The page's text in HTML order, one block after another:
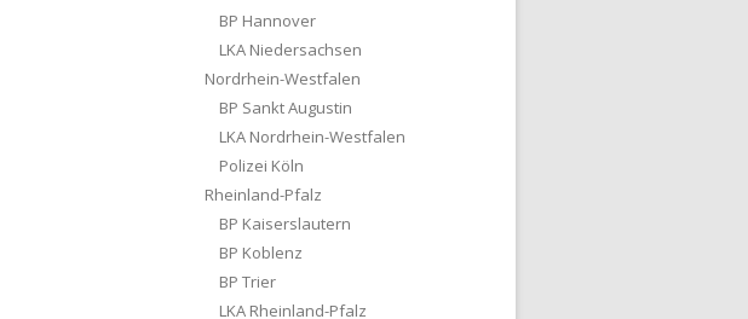
BP Hannover
LKA Niedersachsen
Nordrhein-Westfalen
BP Sankt Augustin
LKA Nordrhein-Westfalen
Polizei Köln
Rheinland-Pfalz
BP Kaiserslautern
BP Koblenz
BP Trier
LKA Rheinland-Pfalz